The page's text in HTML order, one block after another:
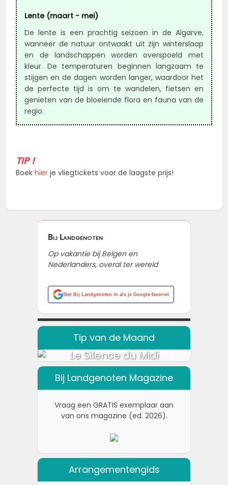
Lente (maart - mei)
De lente is een prachtig seizoen in de Algarve,
wanneer de natuur ontwaakt uit zijn winterslaap
en de landschappen worden overspoeld met
kleur. De temperaturen beginnen langzaam te
stijgen en de dagen worden langer, waardoor het
de perfecte tijd is om te wandelen, fietsen en
genieten van de bloeiende flora en fauna van de
regio.
TIP !
Boekhier je vliegtickets voor de laagste prijs!
Bij Landgenoten
Op vakantie bij Belgen en
Nederlanders, overal ter wereld
Stel Bij Landgenoten in als je Google-favoriet
Tip van de Maand
Le Silence du Midi
Bij Landgenoten Magazine
Vraag een GRATIS exemplaar aan
van ons magazine (ed. 2026).
Arrangementengids